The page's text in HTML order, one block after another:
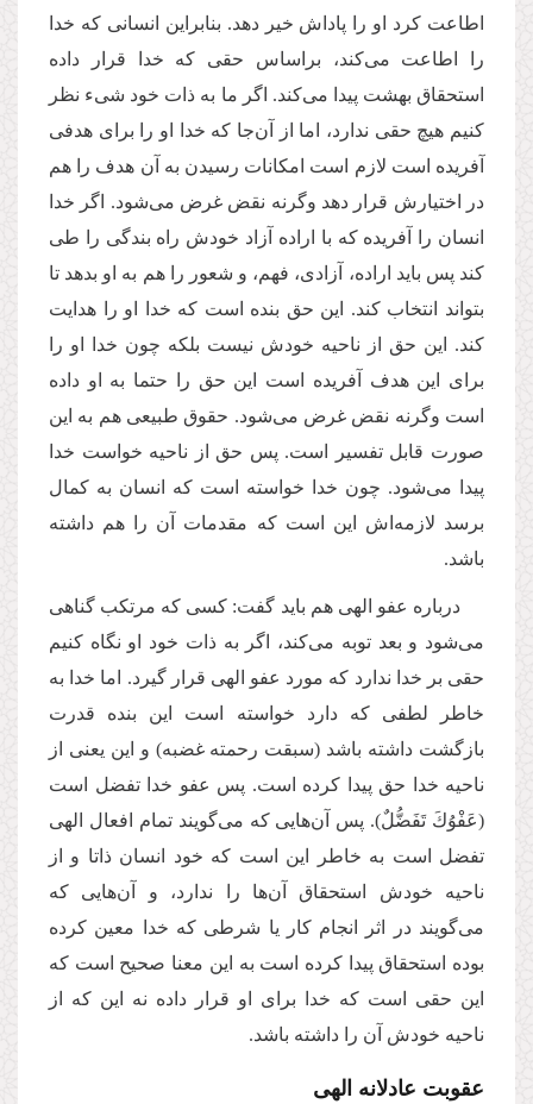
اطاعت کرد او را پاداش خیر دهد. بنابراین انسانی که خدا
را اطاعت می‌کند، براساس حقی که خدا قرار داده
استحقاق بهشت پیدا می‌کند. اگر ما به ذات خود شیء نظر
کنیم هیچ حقی ندارد، اما از آن‌جا که خدا او را برای هدفی
آفریده است لازم است امکانات رسیدن به آن هدف را هم
در اختیارش قرار دهد وگرنه نقض غرض می‌شود. اگر خدا
انسان را آفریده که با اراده آزاد خودش راه بندگی‌ را طی
کند پس باید اراده، آزادی، فهم، و شعور را هم به او بدهد تا
بتواند انتخاب کند. این حق بنده است که خدا او را هدایت
کند. این حق از ناحیه خودش نیست بلکه چون خدا او را
برای این هدف آفریده است این حق را حتما به او داده
است وگرنه نقض غرض می‌شود. حقوق طبیعی هم به این
صورت قابل تفسیر است. پس حق از ناحیه خواست خدا
پیدا می‌شود. چون خدا خواسته است که انسان به کمال
برسد لازمه‌اش این است که مقدمات آن را هم داشته
باشد.
درباره عفو الهی هم باید گفت: کسی که مرتکب گناهی
می‌شود و بعد توبه می‌کند، اگر به ذات خود او نگاه کنیم
حقی بر خدا ندارد که مورد عفو الهی قرار گیرد. اما خدا به
خاطر لطفی که دارد خواسته است این بنده قدرت
بازگشت داشته باشد (سبقت رحمته غضبه) و این یعنی از
ناحیه خدا حق پیدا کرده است. پس عفو خدا تفضل است
(عَفْوُكَ تَفَضُّلٌ). پس آن‌هایی که می‌گویند تمام افعال الهی
تفضل است به خاطر این است که خود انسان ذاتا و از
ناحیه خودش استحقاق آن‌ها را ندارد، و آن‌هایی که
می‌گویند در اثر انجام کار یا شرطی که خدا معین کرده
بوده استحقاق پیدا کرده است به این معنا صحیح است که
این حقی است که خدا برای او قرار داده نه این که از
ناحیه خودش آن را داشته باشد.
عقوبت عادلانه الهی